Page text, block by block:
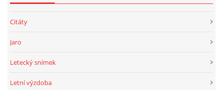
DŮLEŽITÁ TELEFONNÍ ČÍSLA
MOHLO BY SE VÁM HODIT!
VIDEO
Citáty
Jaro
Letecký snímek
Letní výzdoba